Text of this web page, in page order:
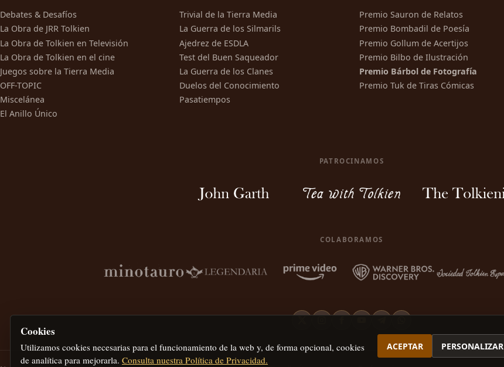
Debates & Desafíos
La Obra de JRR Tolkien
La Obra de Tolkien en Televisión
La Obra de Tolkien en el cine
Juegos sobre la Tierra Media
OFF-TOPIC
Miscelánea
El Anillo Único
Trivial de la Tierra Media
La Guerra de los Silmarils
Ajedrez de ESDLA
Test del Buen Saqueador
La Guerra de los Clanes
Duelos del Conocimiento
Pasatiempos
Premio Sauron de Relatos
Premio Bombadil de Poesía
Premio Gollum de Acertijos
Premio Bilbo de Ilustración
Premio Bárbol de Fotografía
Premio Tuk de Tiras Cómicas
PATROCINAMOS
COLABORAMOS
Cookies
Utilizamos cookies necesarias para el funcionamiento de la web y, de forma opcional, cookies
de analítica para mejorarla. Consulta nuestra Política de Privacidad.
ACEPTAR PERSONALIZAR